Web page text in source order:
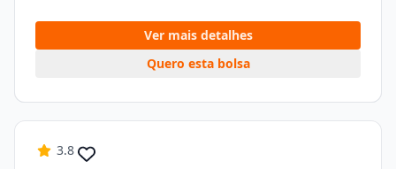
Ver mais detalhes
Quero esta bolsa
3.8